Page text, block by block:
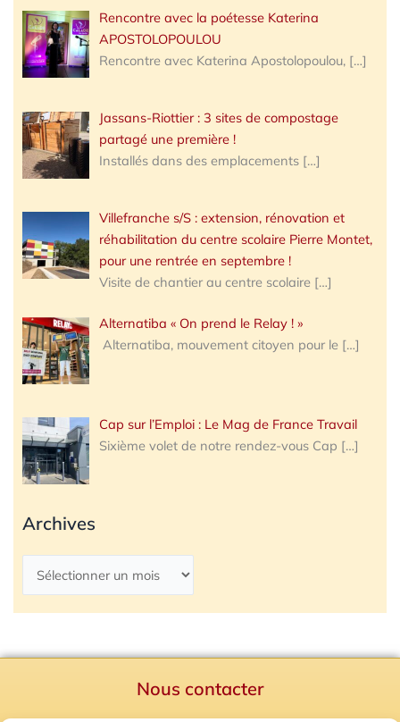
Rencontre avec la poétesse Katerina
APOSTOLOPOULOU
Rencontre avec Katerina Apostolopoulou, […]
Jassans-Riottier : 3 sites de compostage
partagé une première !
Installés dans des emplacements […]
Villefranche s/S : extension, rénovation et
réhabilitation du centre scolaire Pierre Montet,
pour une rentrée en septembre !
Visite de chantier au centre scolaire […]
Alternatiba « On prend le Relay ! »
Alternatiba, mouvement citoyen pour le […]
Cap sur l’Emploi : Le Mag de France Travail
Sixième volet de notre rendez-vous Cap […]
Archives
Nous contacter